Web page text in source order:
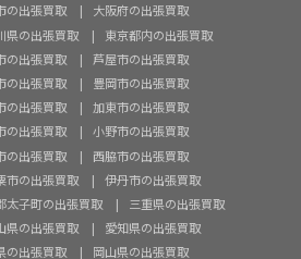
の出張買取
大阪府の出張買取
県の出張買取
東京都内の出張買取
の出張買取
芦屋市の出張買取
の出張買取
豊岡市の出張買取
の出張買取
加東市の出張買取
の出張買取
小野市の出張買取
の出張買取
西脇市の出張買取
市の出張買取
伊丹市の出張買取
太子町の出張買取
三重県の出張買取
県の出張買取
愛知県の出張買取
の出張買取 岡山県の出張買取